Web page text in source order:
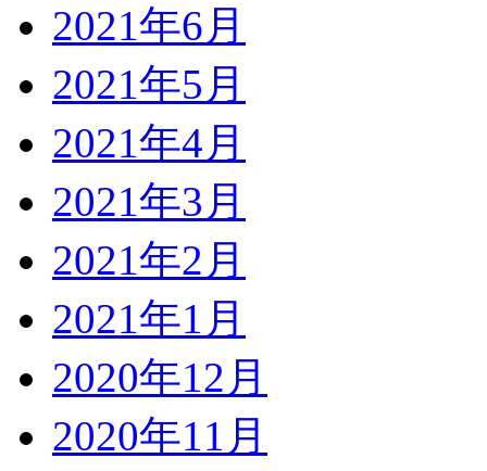
2021年6月
2021年5月
2021年4月
2021年3月
2021年2月
2021年1月
2020年12月
2020年11月